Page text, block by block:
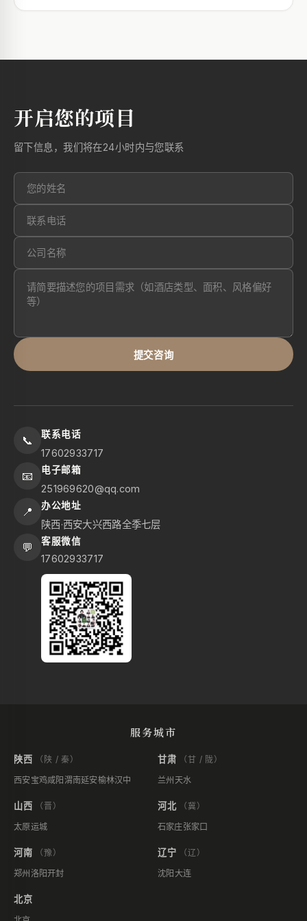
开启您的项目
留下信息，我们将在24小时内与您联系
提交咨询
📞 联系电话
17602933717
📧 电子邮箱
251969620@qq.com
📍 办公地址
陕西·西安大兴西路全季七层
💬 客服微信
17602933717
服务城市
陕西
（陕 / 秦）
西安宝鸡咸阳 渭南延安榆林汉中
甘肃
（甘 / 陇）
兰州 天水
山西
（晋）
太原运城
河北
（冀）
石家庄张家口
河南
（豫）
郑州 洛阳开封
辽宁
（辽）
沈阳 大连
北京